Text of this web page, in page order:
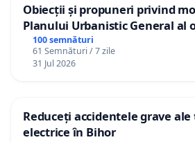
Obiecții și propuneri privind
Planului Urbanistic General al
100 semnături
61 Semnături / 7 zile
31 Jul 2026
Reduceți accidentele grave
electrice în Bihor